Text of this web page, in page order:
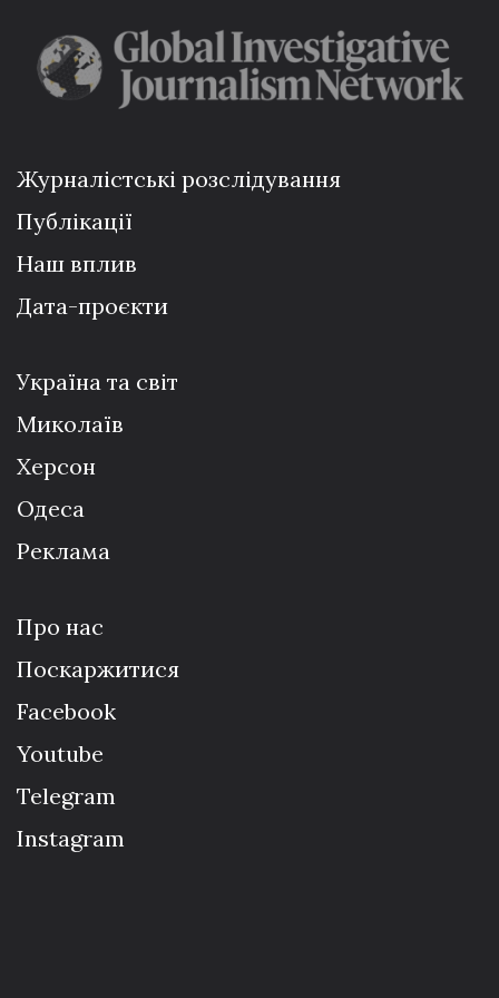
Журналістські розслідування
Публікації
Наш вплив
Дата-проєкти
Україна та світ
Миколаїв
Херсон
Одеса
Реклама
Про нас
Поскаржитися
Facebook
Youtube
Telegram
Instagram